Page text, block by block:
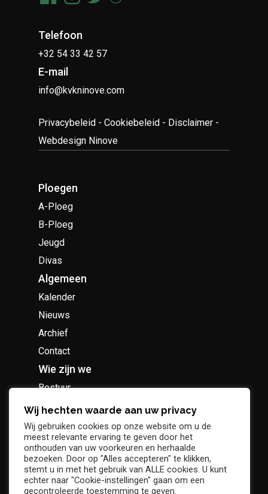
Telefoon
+32 54 33 42 57
E-mail
info@kvkninove.com
Privacybeleid -Cookiebeleid - Disclaimer -
Webdesign Ninove
Ploegen
A-Ploeg
B-Ploeg
Jeugd
Divas
Algemeen
Kalender
Nieuws
Archief
Contact
Wie zijn we
Bestuur
Geschiedenis
Supportersclub
Socio Business Club
Wij hechten waarde aan uw privacy
Wij gebruiken cookies op onze website om u de
meest relevante ervaring te geven door het
onthouden van uw voorkeuren en herhaalde
bezoeken. Door op "Alles accepteren" te klikken,
stemt u in met het gebruik van ALLE cookies. U kunt
echter naar "Cookie-instellingen" gaan om een
gecontroleerde toestemming te geven.